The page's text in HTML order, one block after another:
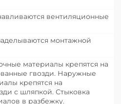
вентиляционные
монтажной
материалы крепятся на
гвозди. Наружные
крепятся на
с шляпкой. Стыковка
в разбежку.